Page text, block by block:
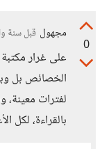
0
مجهول قبل سنة
على غرار
الخصائص بل
لفترات معينة،
بالقراءة، لكل